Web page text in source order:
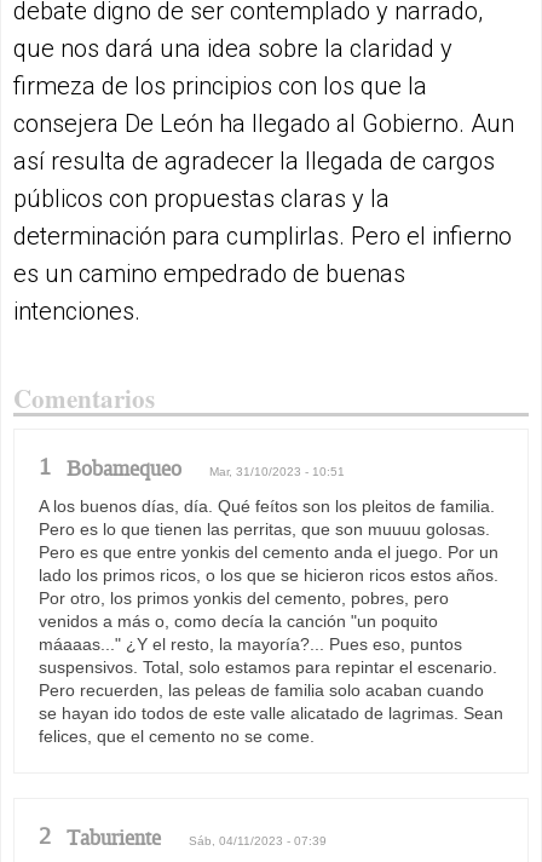
debate digno de ser contemplado y narrado,
que nos dará una idea sobre la claridad y
firmeza de los principios con los que la
consejera De León ha llegado al Gobierno. Aun
así resulta de agradecer la llegada de cargos
públicos con propuestas claras y la
determinación para cumplirlas. Pero el infierno
es un camino empedrado de buenas
intenciones.
Comentarios
1 Bobamequeo Mar, 31/10/2023 - 10:51
A los buenos días, día. Qué feítos son los pleitos de familia.
Pero es lo que tienen las perritas, que son muuuu golosas.
Pero es que entre yonkis del cemento anda el juego. Por un
lado los primos ricos, o los que se hicieron ricos estos años.
Por otro, los primos yonkis del cemento, pobres, pero
venidos a más o, como decía la canción "un poquito
máaaas..." ¿Y el resto, la mayoría?... Pues eso, puntos
suspensivos. Total, solo estamos para repintar el escenario.
Pero recuerden, las peleas de familia solo acaban cuando
se hayan ido todos de este valle alicatado de lagrimas. Sean
felices, que el cemento no se come.
2 Taburiente Sáb, 04/11/2023 - 07:39